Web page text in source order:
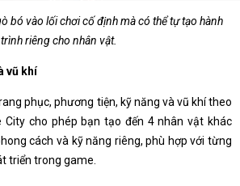
bó vào lối chơi cố định mà có thể tự tạo hành
trình riêng cho nhân vật.
vũ khí
phục, phương tiện, kỹ năng và vũ khí theo
City cho phép bạn tạo đến 4 nhân vật khác
cách và kỹ năng riêng, phù hợp với từng
triển trong game.